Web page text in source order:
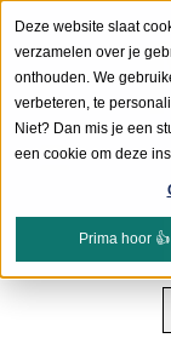
Deze website slaat
verzamelen over je
onthouden. We
verbeteren, te
Niet? Dan mis je een
een cookie om deze
Prima hoor 👍